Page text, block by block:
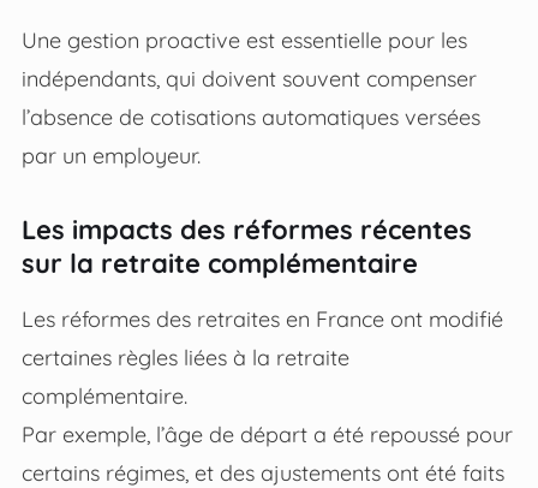
Une gestion proactive est essentielle pour les
indépendants, qui doivent souvent compenser
l’absence de cotisations automatiques versées
par un employeur.
Les impacts des réformes récentes
sur la retraite complémentaire
Les réformes des retraites en France ont modifié
certaines règles liées à la retraite
complémentaire.
Par exemple, l’âge de départ a été repoussé pour
certains régimes, et des ajustements ont été faits